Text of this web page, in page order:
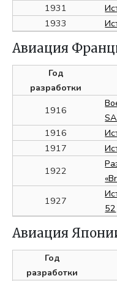
1931
1933
Авиация
Год
разработки
1916
1916
1917
1922
1927
52
Авиация
Год
разработки